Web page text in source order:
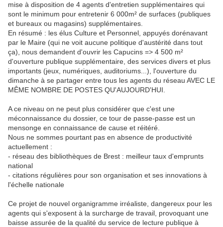
mise à disposition de 4 agents d'entretien supplémentaires qui
sont le minimum pour entretenir 6 000m² de surfaces (publiques
et bureaux ou magasins) supplémentaires.
En résumé : les élus Culture et Personnel, appuyés dorénavant
par le Maire (qui ne voit aucune politique d'austérité dans tout
ça), nous demandent d'ouvrir les Capucins => 4 500 m²
d'ouverture publique supplémentaire, des services divers et plus
importants (jeux, numériques, auditoriums...), l'ouverture du
dimanche à se partager entre tous les agents du réseau AVEC LE
MÊME NOMBRE DE POSTES QU'AUJOURD'HUI.
A ce niveau on ne peut plus considérer que c'est une
méconnaissance du dossier, ce tour de passe-passe est un
mensonge en connaissance de cause et réitéré.
Nous ne sommes pourtant pas en absence de productivité
actuellement :
- réseau des bibliothèques de Brest : meilleur taux d'emprunts
national
- citations régulières pour son organisation et ses innovations à
l'échelle nationale
Ce projet de nouvel organigramme irréaliste, dangereux pour les
agents qui s'exposent à la surcharge de travail, provoquant une
baisse assurée de la qualité du service de lecture publique à